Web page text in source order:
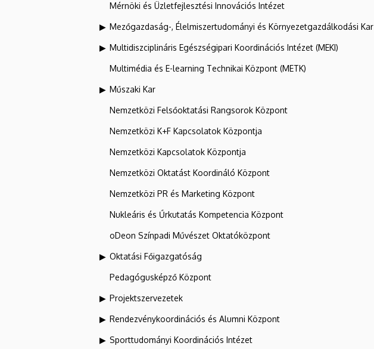
Mérnöki és Üzletfejlesztési Innovációs Intézet
Mezőgazdaság-, Élelmiszertudományi és Környezetgazdálkodási Kar
Multidiszciplináris Egészségipari Koordinációs Intézet (MEKI)
Multimédia és E-learning Technikai Központ (METK)
Műszaki Kar
Nemzetközi Felsőoktatási Rangsorok Központ
Nemzetközi K+F Kapcsolatok Központja
Nemzetközi Kapcsolatok Központja
Nemzetközi Oktatást Koordináló Központ
Nemzetközi PR és Marketing Központ
Nukleáris és Űrkutatás Kompetencia Központ
oDeon Színpadi Művészet Oktatóközpont
Oktatási Főigazgatóság
Pedagógusképző Központ
Projektszervezetek
Rendezvénykoordinációs és Alumni Központ
Sporttudományi Koordinációs Intézet